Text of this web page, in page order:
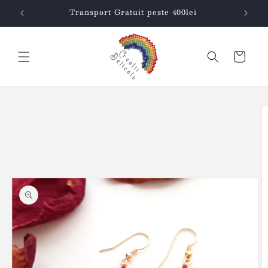
Salt la
conținut
Transport Gratuit peste 400lei
Coș